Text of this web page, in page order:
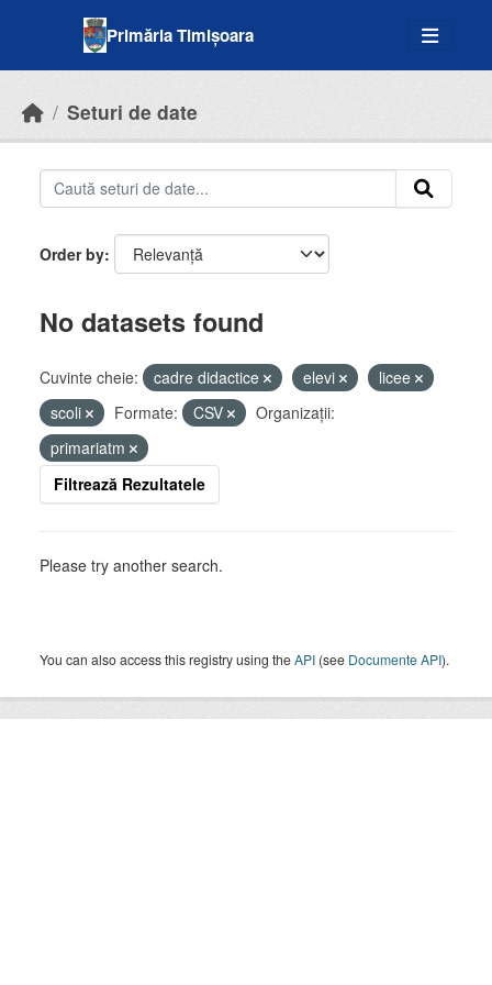
Primăria Timișoara
Seturi de date
Order by
No datasets found
Cuvinte cheie: cadre didactice elevi
licee
scoli
Formate: CSV
Organizații:
primariatm
Filtrează Rezultatele
Please try another search.
You can also access this registry using theAPI (see Documente API).